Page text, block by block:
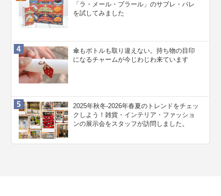
「ラ・メール・プラール」のサブレ・パレ
を試してみました
傘もボトルも取り違えない。持ち物の目印
になるチャームが今じわじわ来ています
2025年秋冬-2026年春夏のトレンドをチェッ
クしよう！雑貨・インテリア・ファッショ
ンの展示会をスタッフが訪問しました。